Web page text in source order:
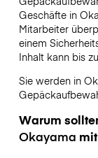
Geschäfte in
Mitarbeiter
einem
Inhalt kann bis zu
Sie werden in
Warum
Okayama